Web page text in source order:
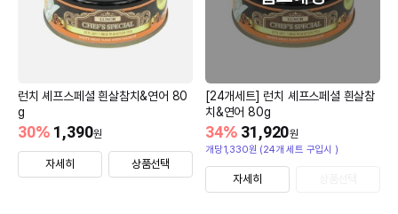
런치 셰프스페셜 흰살참치&연어 80
g
1,390원
30%
자세히 상품선택
[24개세트] 런치 셰프스페셜 흰살참
치&연어 80g
31,920원
34%
개당1,330원 (24개 세트 구입시 )
자세히